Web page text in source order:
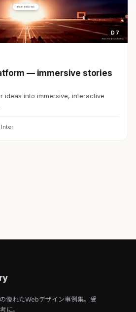
D 7
— immersive stories
ideas into immersive, interactive
Inter
優れたWebデザイン事例集。受
に。